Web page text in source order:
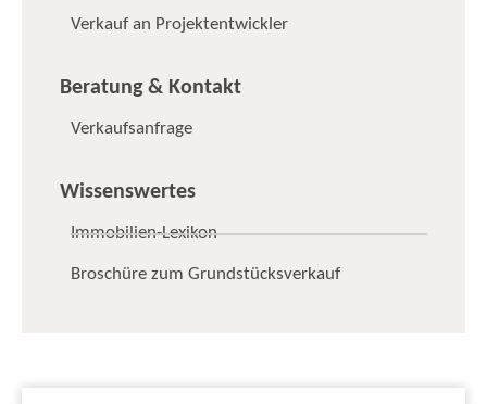
Verkauf an Projektentwickler
Beratung & Kontakt
Verkaufsanfrage
Wissenswertes
Immobilien-Lexikon
Broschüre zum Grundstücksverkauf